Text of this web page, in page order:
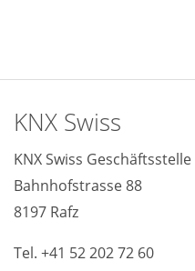
KNX Swiss
KNX Swiss Geschäftsstelle
Bahnhofstrasse 88
8197 Rafz
Tel. +41 52 202 72 60